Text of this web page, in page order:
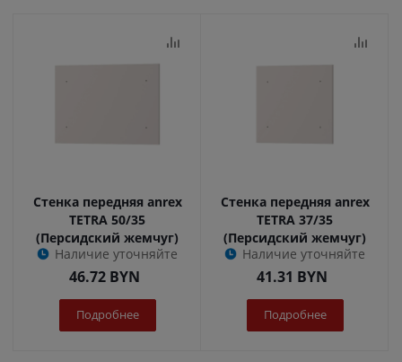
Стенка передняя anrex
TETRA 50/35
(Персидский жемчуг)
Наличие уточняйте
46.72BYN
Подробнее
Стенка передняя anrex
TETRA 37/35
(Персидский жемчуг)
Наличие уточняйте
41.31 BYN
Подробнее